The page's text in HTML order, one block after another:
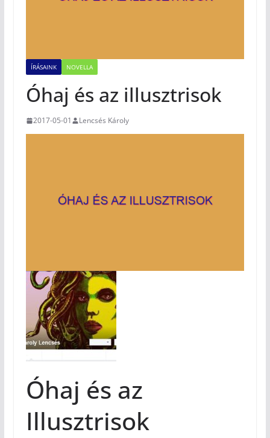
ÍRÁSAINK NOVELLA
Óhaj és az illusztrisok
2017-05-01 Lencsés Károly
Óhaj és az
Illusztrisok